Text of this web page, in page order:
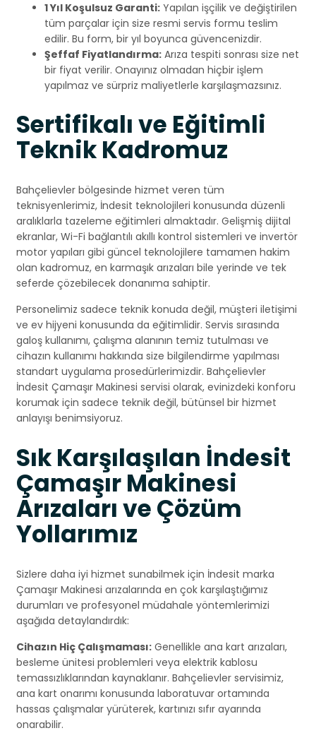
1 Yıl Koşulsuz Garanti: Yapılan işçilik ve değiştirilen
tüm parçalar için size resmi servis formu teslim
edilir. Bu form, bir yıl boyunca güvencenizdir.
Şeffaf Fiyatlandırma: Arıza tespiti sonrası size net
bir fiyat verilir. Onayınız olmadan hiçbir işlem
yapılmaz ve sürpriz maliyetlerle karşılaşmazsınız.
Sertifikalı ve Eğitimli
Teknik Kadromuz
Bahçelievler bölgesinde hizmet veren tüm
teknisyenlerimiz, İndesit teknolojileri konusunda düzenli
aralıklarla tazeleme eğitimleri almaktadır. Gelişmiş dijital
ekranlar, Wi-Fi bağlantılı akıllı kontrol sistemleri ve invertör
motor yapıları gibi güncel teknolojilere tamamen hakim
olan kadromuz, en karmaşık arızaları bile yerinde ve tek
seferde çözebilecek donanıma sahiptir.
Personelimiz sadece teknik konuda değil, müşteri iletişimi
ve ev hijyeni konusunda da eğitimlidir. Servis sırasında
galoş kullanımı, çalışma alanının temiz tutulması ve
cihazın kullanımı hakkında size bilgilendirme yapılması
standart uygulama prosedürlerimizdir. Bahçelievler
İndesit Çamaşır Makinesi servisi olarak, evinizdeki konforu
korumak için sadece teknik değil, bütünsel bir hizmet
anlayışı benimsiyoruz.
Sık Karşılaşılan İndesit
Çamaşır Makinesi
Arızaları ve Çözüm
Yollarımız
Sizlere daha iyi hizmet sunabilmek için İndesit marka
Çamaşır Makinesi arızalarında en çok karşılaştığımız
durumları ve profesyonel müdahale yöntemlerimizi
aşağıda detaylandırdık:
Cihazın Hiç Çalışmaması: Genellikle ana kart arızaları,
besleme ünitesi problemleri veya elektrik kablosu
temassızlıklarından kaynaklanır. Bahçelievler servisimiz,
ana kart onarımı konusunda laboratuvar ortamında
hassas çalışmalar yürüterek, kartınızı sıfır ayarında
onarabilir.